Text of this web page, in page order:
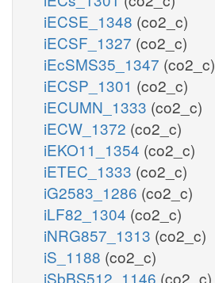
iECSE_1348 (co2_c)
iECSF_1327 (co2_c)
iEcSMS35_1347 (co2_c)
iECSP_1301 (co2_c)
iECUMN_1333 (co2_c)
iECW_1372 (co2_c)
iEKO11_1354 (co2_c)
iETEC_1333 (co2_c)
iG2583_1286 (co2_c)
iLF82_1304 (co2_c)
iNRG857_1313 (co2_c)
iS_1188 (co2_c)
iSbBS512_1146 (co2_c)